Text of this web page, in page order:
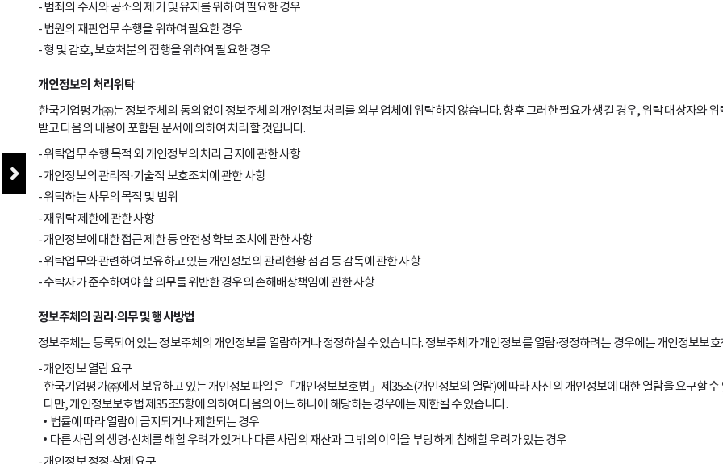
범죄의 수사와 공소의 제기 및 유지를 위하여 필요한 경우
법원의 재판업무 수행을 위하여 필요한 경우
형 및 감호, 보호처분의 집행을 위하여 필요한 경우
개인정보의 처리위탁
한국기업평가㈜는 정보주체의 동의 없이 정보주체의 개인정보 처리를 외부 업체에 위탁하지 않습니다. 향후 그러한 필요가 생길 경우, 위탁 대상자와
받고 다음의 내용이 포함된 문서에 의하여 처리할 것입니다.
위탁업무 수행 목적 외 개인정보의 처리 금지에 관한 사항
개인정보의 관리적·기술적 보호조치에 관한 사항
위탁하는 사무의 목적 및 범위
재위탁 제한에 관한 사항
개인정보에 대한 접근 제한 등 안전성 확보 조치에 관한 사항
위탁업무와 관련하여 보유하고 있는 개인정보의 관리현황 점검 등 감독에 관한 사항
수탁자가 준수하여야 할 의무를 위반한 경우의 손해배상책임에 관한 사항
정보주체의 권리·의무 및 행사방법
정보주체는 등록되어 있는 정보주체의 개인정보를 열람하거나 정정하실 수 있습니다. 정보주체가 개인정보를 열람·정정하려는 경우에는 개인정보보
개인정보 열람 요구
한국기업평가㈜에서 보유하고 있는 개인정보 파일은「개인정보보호법」제35조(개인정보의 열람)에 따라 자신의 개인정보에 대한 열람을 요구할 수
다만, 개인정보보호법 제35조5항에 의하여 다음의 어느 하나에 해당하는 경우에는 제한될 수 있습니다.
법률에 따라 열람이 금지되거나 제한되는 경우
다른 사람의 생명·신체를 해할 우려가 있거나 다른 사람의 재산과 그 밖의 이익을 부당하게 침해할 우려가 있는 경우